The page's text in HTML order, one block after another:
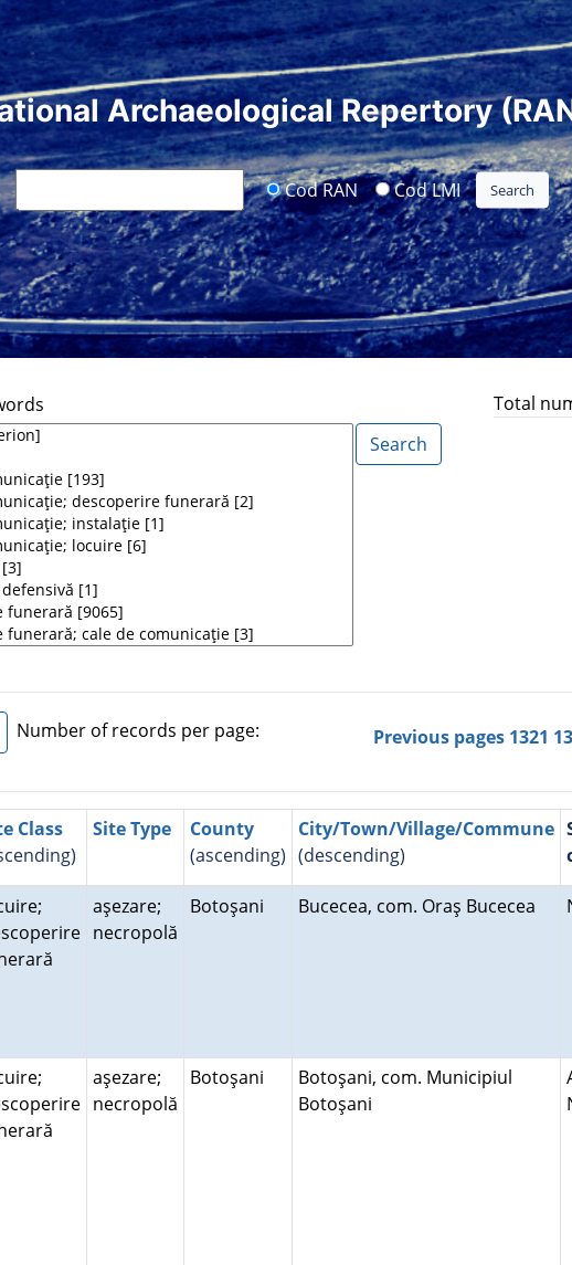
Archaeological Repertory
Cod RAN Cod LMI
Total
Number of records per page: Previous pages 1321
Class
Site Type
County
(ascending)
City/Town/Village/Commune
(descending)
aşezare;
necropolă
Botoşani Bucecea, com. Oraş Bucecea
aşezare;
necropolă
Botoşani
Botoşani, com. Municipiul
Botoşani